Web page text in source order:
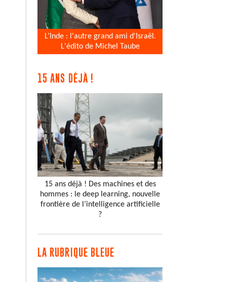
L’Inde : l'autre grand ami d'Israël.
L'édito de Michel Taube
15 ANS DÉJÀ !
15 ans déjà ! Des machines et des
hommes : le deep learning, nouvelle
frontière de l’intelligence artificielle
?
LA RUBRIQUE BLEUE